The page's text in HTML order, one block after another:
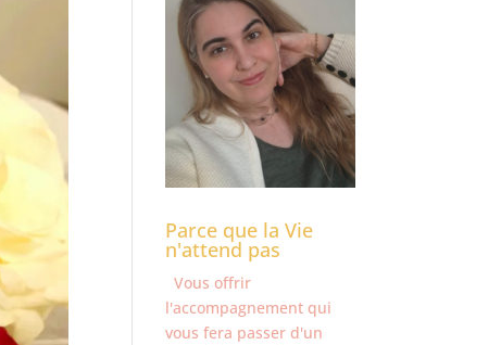
Parce que la Vie
n'attend pas
Vous offrir
l'accompagnement qui
vous fera passer d'un